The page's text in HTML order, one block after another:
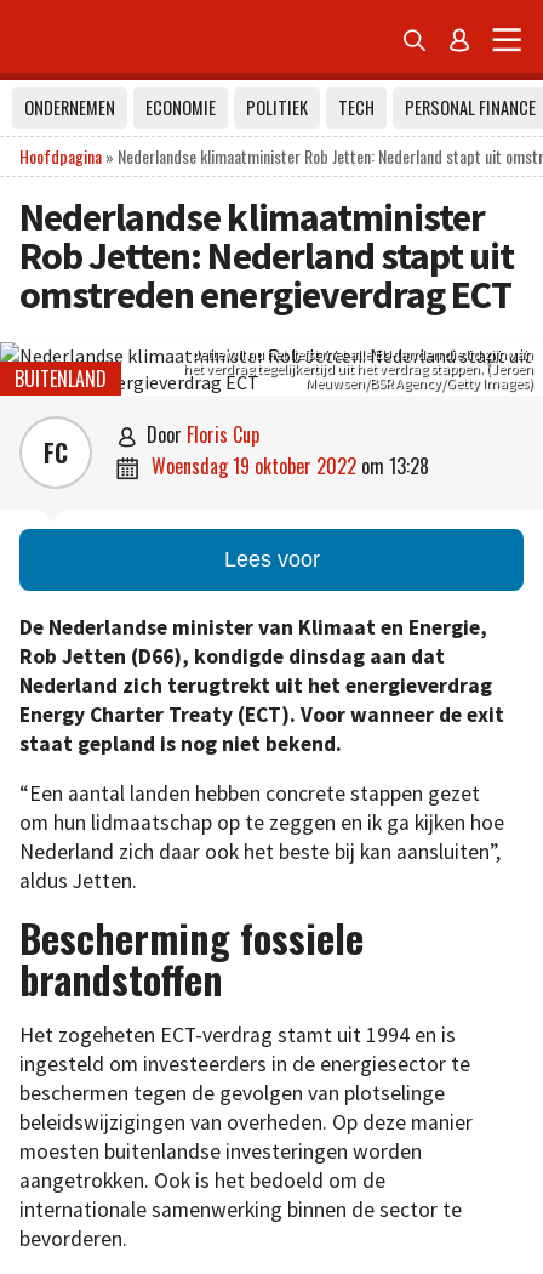
 
ONDERNEMEN ECONOMIE POLITIEK TECH
PERSONAL FINANCE
Hoofdpagina» Nederlandse klimaatminister Rob Jetten: Nederland stapt uit
Nederlandse klimaatminister
Rob Jetten: Nederland stapt uit
omstreden energieverdrag ECT
Jette wil nu het liefst met alle EU-landen die lid zijn van
het verdrag tegelijkertijd uit het verdrag stappen. (Jeroen
Meuwsen/BSR Agency/Getty Images)
BUITENLAND
FC  door Floris Cup
 woensdag 19 oktober 2022 om 13:28
Lees voor
De Nederlandse minister van Klimaat en Energie,
Rob Jetten (D66), kondigde dinsdag aan dat
Nederland zich terugtrekt uit het energieverdrag
Energy Charter Treaty (ECT). Voor wanneer de exit
staat gepland is nog niet bekend.
“Een aantal landen hebben concrete stappen gezet
om hun lidmaatschap op te zeggen en ik ga kijken hoe
Nederland zich daar ook het beste bij kan aansluiten”,
aldus Jetten.
Bescherming fossiele
brandstoffen
Het zogeheten ECT-verdrag stamt uit 1994 en is
ingesteld om investeerders in de energiesector te
beschermen tegen de gevolgen van plotselinge
beleidswijzigingen van overheden. Op deze manier
moesten buitenlandse investeringen worden
aangetrokken. Ook is het bedoeld om de
internationale samenwerking binnen de sector te
bevorderen.